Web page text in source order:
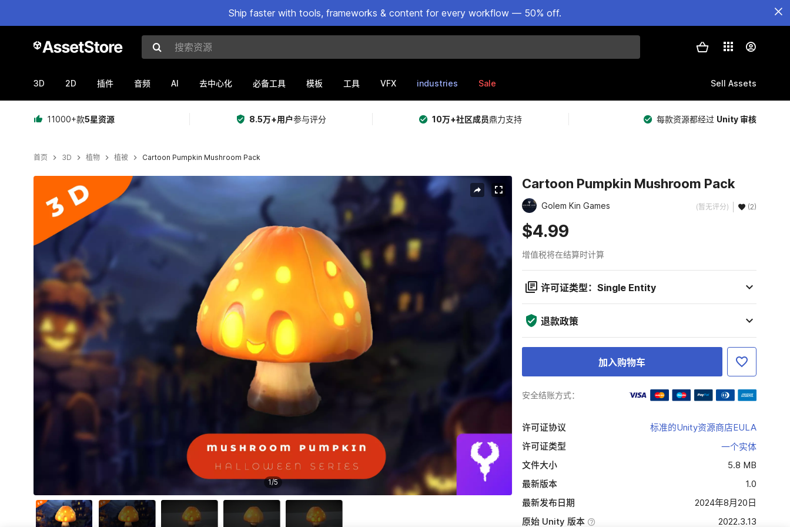
Ship faster with tools, frameworks & content for every workflow — 50% off.
搜索资源
3D 2D 插件 音频 AI 去中心化 必备工具 模板 工具 VFX industries Sale Sell Assets
11000+款5星资源 8.5万+用户参与评分 10万+社区成员鼎力支持 每款资源都经过 Unity 审核
首页 3D 植物 植被 Cartoon Pumpkin Mushroom Pack
当前幻灯片：1 / 5
1/5
Cartoon Pumpkin Mushroom Pack
Golem Kin Games (暂无评分) (2)
$4.99
增值税将在结算时计算
许可证类型：Single Entity
退款政策
加入购物车
安全结账方式：
许可证协议
标准的Unity资源商店EULA
许可证类型
一个实体
文件大小
5.8 MB
最新版本
1.0
最新发布日期
2024年8月20日
原始 Unity 版本
2022.3.13